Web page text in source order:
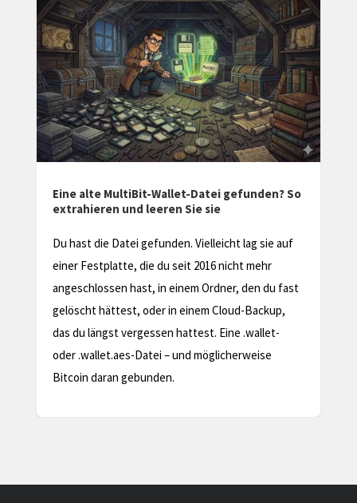
Datei gefunden? So
Vielleicht lag sie auf
2016 nicht mehr
Ordner, den du fast
Cloud-Backup,
Eine .wallet-
möglicherweise
Zugriff verloren? So stellst du
Wallet 2026 sicher wieder her
Entsperren Sie Ihr Bitcoin Wallet und
sich Ihre Kryptowährung zurück.
verständlichen Anweisungen helfen
verlorenes Wallet im Handumdrehen
wiederzuerlangen.